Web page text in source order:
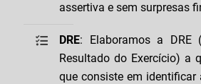
assertiva e sem surpresas
DRE: Elaboramos a DRE
Resultado do Exercício) a
que consiste em identificar